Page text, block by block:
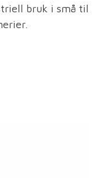
bruk i små til